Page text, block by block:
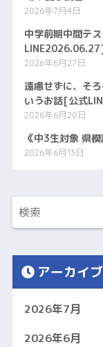
2026年7月4日
中学前期中間テ
2026年6月27日
遠慮せずに、そ
いうお話[公式
2026年6月20日
《中3生対象 県
2026年6月13日
アーカイブ
2026年7月
2026年6月